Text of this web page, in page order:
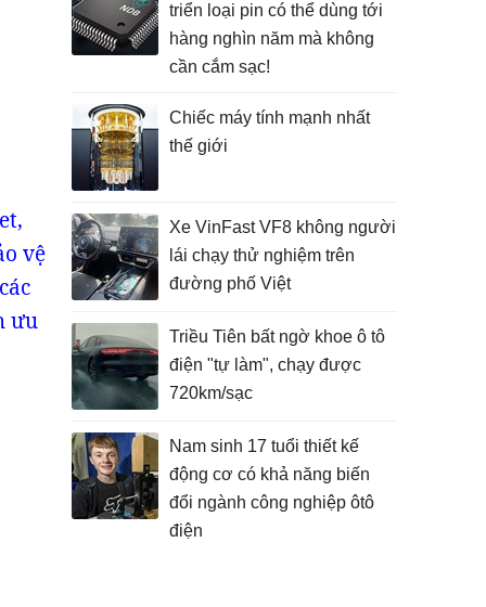
vệ
ưu
triển loại pin có thể dùng tới
hàng nghìn năm mà không
cần cắm sạc!
Chiếc máy tính mạnh nhất
thế giới
Xe VinFast VF8 không người
lái chạy thử nghiệm trên
đường phố Việt
Triều Tiên bất ngờ khoe ô tô
điện "tự làm", chạy được
720km/sạc
Nam sinh 17 tuổi thiết kế
động cơ có khả năng biến
đổi ngành công nghiệp ôtô
điện